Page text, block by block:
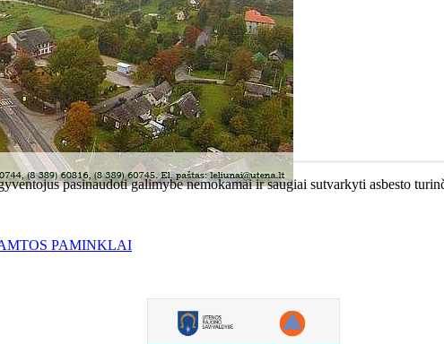
pasinaudoti galimybe nemokamai ir saugiai sutvarkyti asbesto
PAMINKLAI